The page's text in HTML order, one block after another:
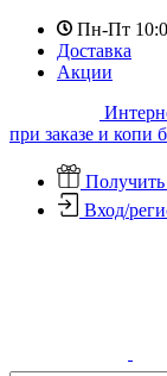
Пн-Пт
Доставка
Акции
при заказе и копи
Вход/